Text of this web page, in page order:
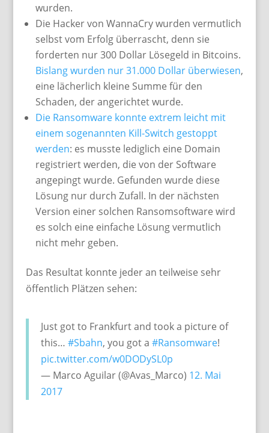
wurden.
Die Hacker von WannaCry wurden vermutlich
selbst vom Erfolg überrascht, denn sie
forderten nur 300 Dollar Lösegeld in Bitcoins.
Bislang wurden nur 31.000 Dollar überwiesen,
eine lächerlich kleine Summe für den
Schaden, der angerichtet wurde.
Die Ransomware konnte extrem leicht mit
einem sogenannten Kill-Switch gestoppt
werden: es musste lediglich eine Domain
registriert werden, die von der Software
angepingt wurde. Gefunden wurde diese
Lösung nur durch Zufall. In der nächsten
Version einer solchen Ransomsoftware wird
es solch eine einfache Lösung vermutlich
nicht mehr geben.
Das Resultat konnte jeder an teilweise sehr
öffentlich Plätzen sehen:
Just got to Frankfurt and took a picture of
this… #Sbahn, you got a #Ransomware!
pic.twitter.com/w0DODySL0p
— Marco Aguilar (@Avas_Marco) 12. Mai
2017